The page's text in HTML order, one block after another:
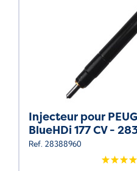
Injecteur pour
BlueHDi 177 CV -
Ref. 28388960